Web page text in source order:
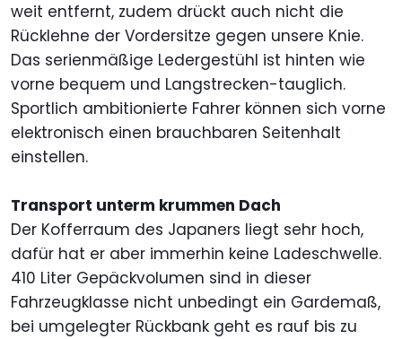
weit entfernt, zudem drückt auch nicht die
Rücklehne der Vordersitze gegen unsere Knie.
Das serienmäßige Ledergestühl ist hinten wie
vorne bequem und Langstrecken-tauglich.
Sportlich ambitionierte Fahrer können sich vorne
elektronisch einen brauchbaren Seitenhalt
einstellen.
Transport unterm krummen Dach
Der Kofferraum des Japaners liegt sehr hoch,
dafür hat er aber immerhin keine Ladeschwelle.
410 Liter Gepäckvolumen sind in dieser
Fahrzeugklasse nicht unbedingt ein Gardemaß,
bei umgelegter Rückbank geht es rauf bis zu